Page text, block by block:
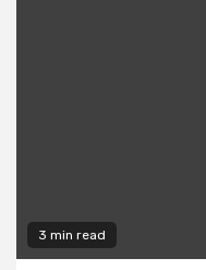
3 min read